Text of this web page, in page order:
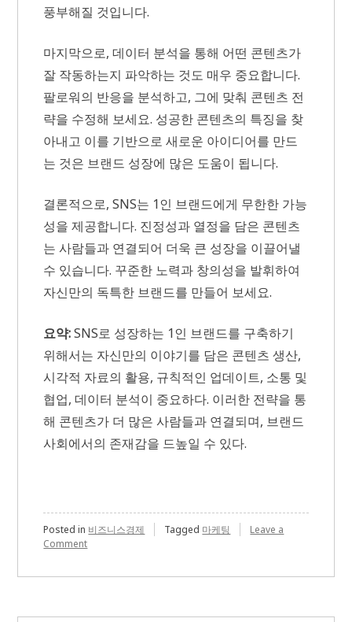
풍부해질 것입니다.
마지막으로, 데이터 분석을 통해 어떤 콘텐츠가
잘 작동하는지 파악하는 것도 매우 중요합니다.
팔로워의 반응을 분석하고, 그에 맞춰 콘텐츠 전
략을 수정해 보세요. 성공한 콘텐츠의 특징을 찾
아내고 이를 기반으로 새로운 아이디어를 만드
는 것은 브랜드 성장에 많은 도움이 됩니다.
결론적으로, SNS는 1인 브랜드에게 무한한 가능
성을 제공합니다. 진정성과 열정을 담은 콘텐츠
는 사람들과 연결되어 더욱 큰 성장을 이끌어낼
수 있습니다. 꾸준한 노력과 창의성을 발휘하여
자신만의 독특한 브랜드를 만들어 보세요.
요약:SNS로 성장하는 1인 브랜드를 구축하기
위해서는 자신만의 이야기를 담은 콘텐츠 생산,
시각적 자료의 활용, 규칙적인 업데이트, 소통 및
협업, 데이터 분석이 중요하다. 이러한 전략을 통
해 콘텐츠가 더 많은 사람들과 연결되며, 브랜드
사회에서의 존재감을 드높일 수 있다.
Posted in 비즈니스경제 Tagged 마케팅
Leave a
Commenton
하